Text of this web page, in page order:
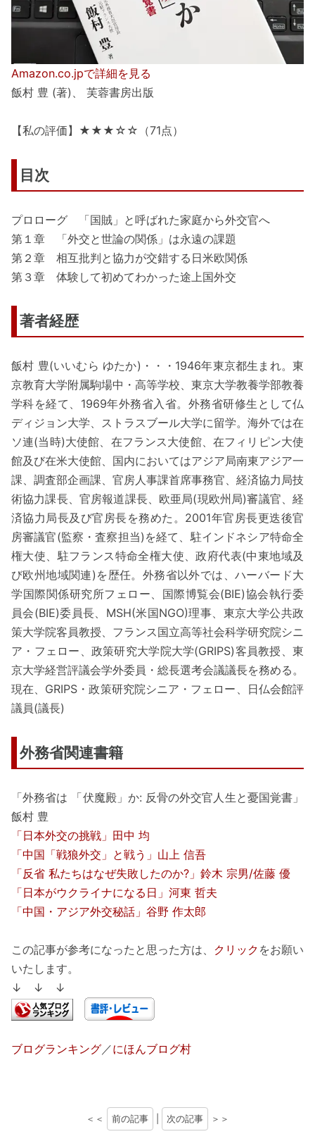
Amazon.co.jpで詳細を見る
飯村 豊 (著)、 芙蓉書房出版
【私の評価】★★★☆☆（71点）
目次
プロローグ 「国賊」と呼ばれた家庭から外交官へ
第１章 「外交と世論の関係」は永遠の課題
第２章 相互批判と協力が交錯する日米欧関係
第３章 体験して初めてわかった途上国外交
著者経歴
飯村 豊(いいむら ゆたか)・・・1946年東京都生まれ。東
京教育大学附属駒場中・高等学校、東京大学教養学部教養
学科を経て、1969年外務省入省。外務省研修生として仏
ディジョン大学、ストラスブール大学に留学。海外では在
ソ連(当時)大使館、在フランス大使館、在フィリピン大使
館及び在米大使館、国内においてはアジア局南東アジア一
課、調査部企画課、官房人事課首席事務官、経済協力局技
術協力課長、官房報道課長、欧亜局(現欧州局)審議官、経
済協力局長及び官房長を務めた。2001年官房長更迭後官
房審議官(監察・査察担当)を経て、駐インドネシア特命全
権大使、駐フランス特命全権大使、政府代表(中東地域及
び欧州地域関連)を歴任。外務省以外では、ハーバード大
学国際関係研究所フェロー、国際博覧会(BIE)協会執行委
員会(BIE)委員長、MSH(米国NGO)理事、東京大学公共政
策大学院客員教授、フランス国立高等社会科学研究院シニ
ア・フェロー、政策研究大学院大学(GRIPS)客員教授、東
京大学経営評議会学外委員・総長選考会議議長を務める。
現在、GRIPS・政策研究院シニア・フェロー、日仏会館評
議員(議長)
外務省関連書籍
「外務省は 「伏魔殿」か: 反骨の外交官人生と憂国覚書」
飯村 豊
「日本外交の挑戦」田中 均
「中国「戦狼外交」と戦う」山上 信吾
「反省 私たちはなぜ失敗したのか?」鈴木 宗男/佐藤 優
「日本がウクライナになる日」河東 哲夫
「中国・アジア外交秘話」谷野 作太郎
この記事が参考になったと思った方は、 クリック をお願い
いたします。
↓ ↓ ↓
ブログランキング ／にほんブログ村
＜＜ 前の記事 次の記事 ＞＞